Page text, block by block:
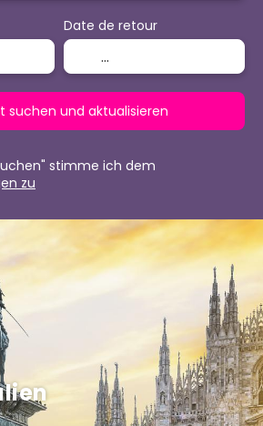
Date de retour
suchen und aktualisieren
stimme ich dem
zu